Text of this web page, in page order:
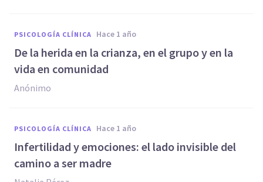
PSICOLOGÍA CLÍNICA hace 1 año
De la herida en la crianza, en el grupo y en la
vida en comunidad
Anónimo
PSICOLOGÍA CLÍNICA hace 1 año
Infertilidad y emociones: el lado invisible del
camino a ser madre